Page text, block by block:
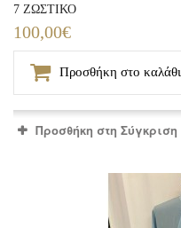
7 ΖΩΣΤΙΚΟ
100,00€
Προσθήκη στο καλάθι
Προσθήκη στη Σύγκριση